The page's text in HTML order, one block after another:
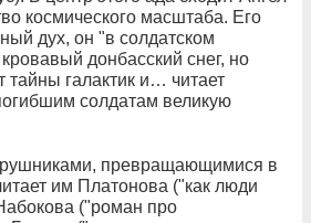
космического масштаба. Его
дух, он "в солдатском
донбасский снег, но
тайны галактик и… читает
солдатам великую
превращающимися в
им Платонова ("как люди
("роман про